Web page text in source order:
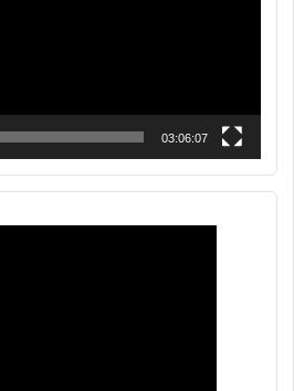
03:06:07